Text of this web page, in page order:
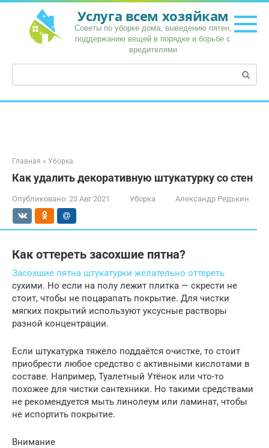
Перейти
контенту
Услуга всем хозяйкам
Советы по уборке дома, выведению пятен,
поддержанию вещей в порядке и борьбе с
вредителями
Поиск:
Главная » Уборка
Как удалить декоративную штукатурку со стен
Опубликовано: 23 Авг 2021 Уборка Александр Редькин
Как оттереть засохшие пятна?
Засохшие пятна штукатурки желательно оттереть
сухими. Но если на полу лежит плитка — скрести не
стоит, чтобы не поцарапать покрытие. Для чистки
мягких покрытий используют уксусные растворы
разной концентрации.
Если штукатурка тяжело поддаётся очистке, то стоит
приобрести любое средство с активными кислотами в
составе. Например, Туалетный Утёнок или что-то
похожее для чистки сантехники. Но такими средствами
не рекомендуется мыть линолеум или ламинат, чтобы
не испортить покрытие.
Внимание